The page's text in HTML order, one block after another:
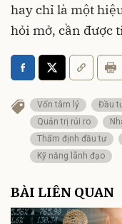
hay chỉ là một
hỏi mở, cần được
Vốn tâm lý Đầu
Quản trị rủi ro
Thẩm định đầu tư
Kỹ năng lãnh đạo
BÀI LIÊN QUAN